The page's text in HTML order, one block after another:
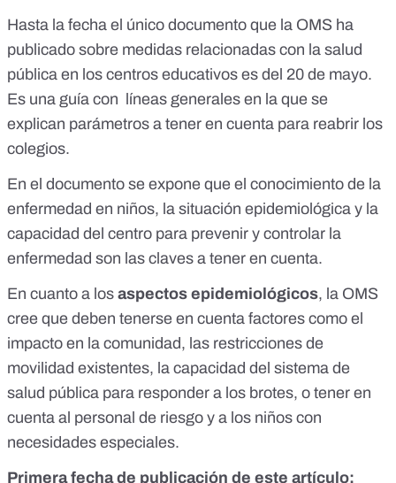
Hasta la fecha el único documento que la OMS ha
publicado sobre medidas relacionadas con la salud
pública en los centros educativos es del 20 de mayo.
Es una guía con líneas generales en la que se
explican parámetros a tener en cuenta para reabrir los
colegios.
En el documento se expone que el conocimiento de la
enfermedad en niños, la situación epidemiológica y la
capacidad del centro para prevenir y controlar la
enfermedad son las claves a tener en cuenta.
En cuanto a los aspectos epidemiológicos, la OMS
cree que deben tenerse en cuenta factores como el
impacto en la comunidad, las restricciones de
movilidad existentes, la capacidad del sistema de
salud pública para responder a los brotes, o tener en
cuenta al personal de riesgo y a los niños con
necesidades especiales.
Primera fecha de publicación de este artículo: